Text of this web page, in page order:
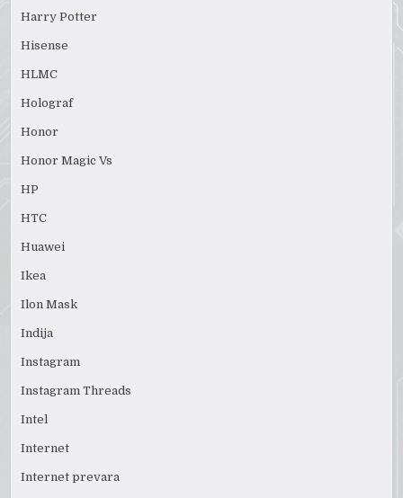
Harry Potter
Hisense
HLMC
Holograf
Honor
Honor Magic Vs
HP
HTC
Huawei
Ikea
Ilon Mask
Indija
Instagram
Instagram Threads
Intel
Internet
Internet prevara